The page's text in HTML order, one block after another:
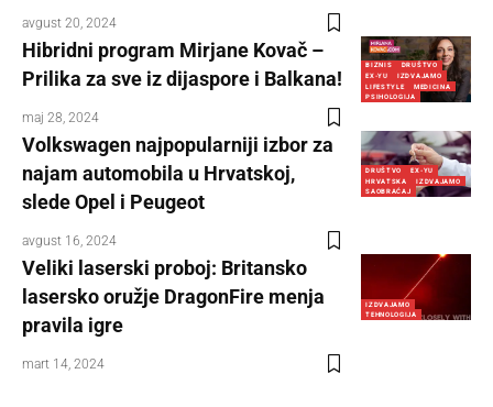
avgust 20, 2024
BIZNIS
DRUŠTVO
EX-YU
IZDVAJAMO
LIFESTYLE
MEDICINA
PSIHOLOGIJA
Hibridni program Mirjane Kovač –
Prilika za sve iz dijaspore i Balkana!
maj 28, 2024
DRUŠTVO
EX-YU
HRVATSKA
IZDVAJAMO
SAOBRAĆAJ
Volkswagen najpopularniji izbor za
najam automobila u Hrvatskoj,
slede Opel i Peugeot
avgust 16, 2024
IZDVAJAMO
TEHNOLOGIJA
Veliki laserski proboj: Britansko
lasersko oružje DragonFire menja
pravila igre
mart 14, 2024